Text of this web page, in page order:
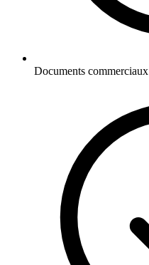
Documents commerciaux